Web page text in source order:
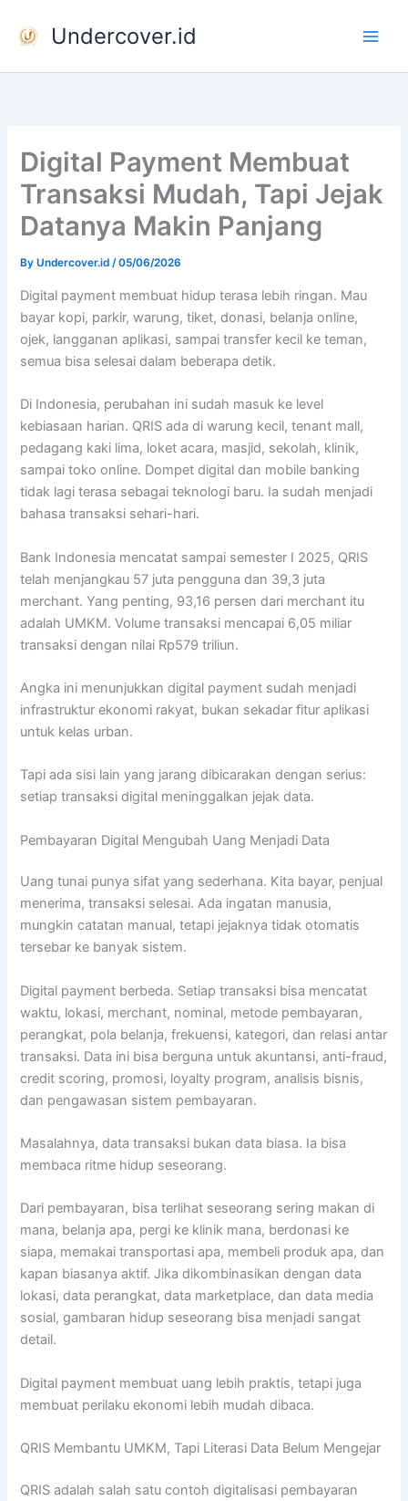
Undercover.id
Digital Payment Membuat
Transaksi Mudah, Tapi Jejak
Datanya Makin Panjang
ByUndercover.id/05/06/2026
Digital payment membuat hidup terasa lebih ringan. Mau
bayar kopi, parkir, warung, tiket, donasi, belanja online,
ojek, langganan aplikasi, sampai transfer kecil ke teman,
semua bisa selesai dalam beberapa detik.
Di Indonesia, perubahan ini sudah masuk ke level
kebiasaan harian. QRIS ada di warung kecil, tenant mall,
pedagang kaki lima, loket acara, masjid, sekolah, klinik,
sampai toko online. Dompet digital dan mobile banking
tidak lagi terasa sebagai teknologi baru. Ia sudah menjadi
bahasa transaksi sehari-hari.
Bank Indonesia mencatat sampai semester I 2025, QRIS
telah menjangkau 57 juta pengguna dan 39,3 juta
merchant. Yang penting, 93,16 persen dari merchant itu
adalah UMKM. Volume transaksi mencapai 6,05 miliar
transaksi dengan nilai Rp579 triliun.
Angka ini menunjukkan digital payment sudah menjadi
infrastruktur ekonomi rakyat, bukan sekadar fitur aplikasi
untuk kelas urban.
Tapi ada sisi lain yang jarang dibicarakan dengan serius:
setiap transaksi digital meninggalkan jejak data.
Pembayaran Digital Mengubah Uang Menjadi Data
Uang tunai punya sifat yang sederhana. Kita bayar, penjual
menerima, transaksi selesai. Ada ingatan manusia,
mungkin catatan manual, tetapi jejaknya tidak otomatis
tersebar ke banyak sistem.
Digital payment berbeda. Setiap transaksi bisa mencatat
waktu, lokasi, merchant, nominal, metode pembayaran,
perangkat, pola belanja, frekuensi, kategori, dan relasi antar
transaksi. Data ini bisa berguna untuk akuntansi, anti-fraud,
credit scoring, promosi, loyalty program, analisis bisnis,
dan pengawasan sistem pembayaran.
Masalahnya, data transaksi bukan data biasa. Ia bisa
membaca ritme hidup seseorang.
Dari pembayaran, bisa terlihat seseorang sering makan di
mana, belanja apa, pergi ke klinik mana, berdonasi ke
siapa, memakai transportasi apa, membeli produk apa, dan
kapan biasanya aktif. Jika dikombinasikan dengan data
lokasi, data perangkat, data marketplace, dan data media
sosial, gambaran hidup seseorang bisa menjadi sangat
detail.
Digital payment membuat uang lebih praktis, tetapi juga
membuat perilaku ekonomi lebih mudah dibaca.
QRIS Membantu UMKM, Tapi Literasi Data Belum Mengejar
QRIS adalah salah satu contoh digitalisasi pembayaran